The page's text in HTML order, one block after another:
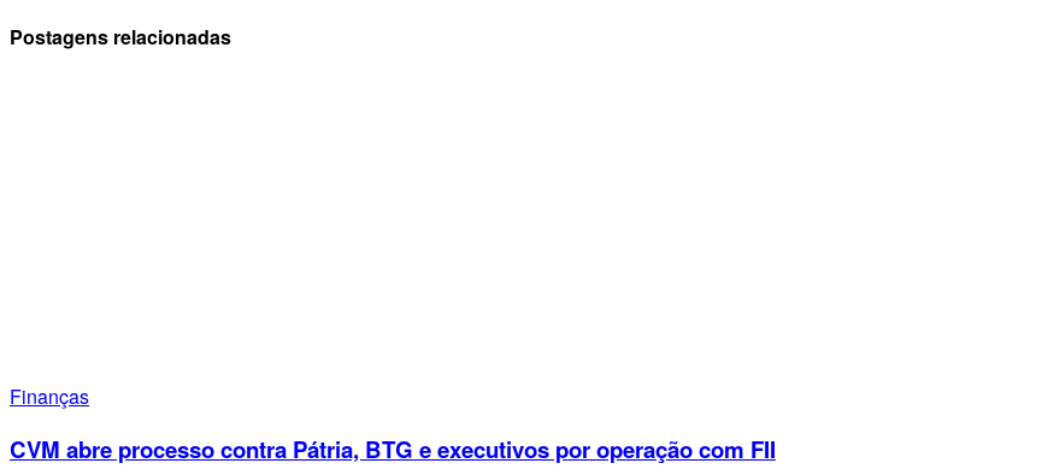
Postagens relacionadas
Finanças
CVM abre processo contra Pátria, BTG e executivos por operação com FII